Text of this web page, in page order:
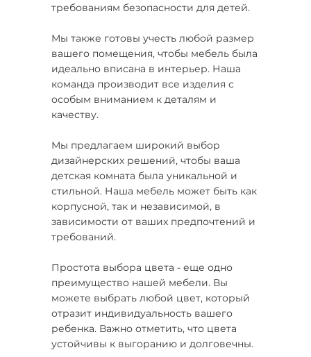
требованиям безопасности для детей.
Мы также готовы учесть любой размер
вашего помещения, чтобы мебель была
идеально вписана в интерьер. Наша
команда производит все изделия с
особым вниманием к деталям и
качеству.
Мы предлагаем широкий выбор
дизайнерских решений, чтобы ваша
детская комната была уникальной и
стильной. Наша мебель может быть как
корпусной, так и независимой, в
зависимости от ваших предпочтений и
требований.
Простота выбора цвета - еще одно
преимущество нашей мебели. Вы
можете выбрать любой цвет, который
отразит индивидуальность вашего
ребенка. Важно отметить, что цвета
устойчивы к выгоранию и долговечны.